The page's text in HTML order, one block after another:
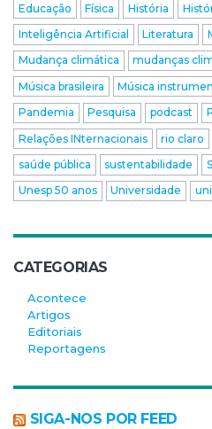
Educação
Física História
Inteligência Artificial
Literatura
Mudança climática
mudanças
Música brasileira
Música
Pandemia
Pesquisa podcast
Relações INternacionais
rio claro
saúde pública
sustentabilidade
Unesp 50 anos
Universidade
CATEGORIAS
Acontece
Artigos
Editoriais
Reportagens
SIGA-NOS POR FEED